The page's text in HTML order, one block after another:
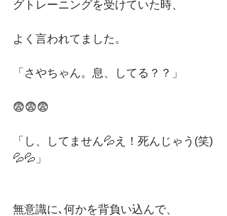
グトレーニングを受けていた時、
よく言われてました。
「さやちゃん。息、してる？？」
😨😨😨
「し、してません💦え！死んじゃう(笑)
💦💦」
無意識に､何かを背負い込んで、